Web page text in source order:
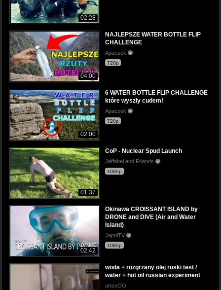
02:28
04:00
NAJLEPSZE WATER BOTTLE FLIP
CHALLENGE
Apaczek
720p
02:00
6 WATER BOTTLE FLIP CHALLENGE
które wyszły cudem!
Apaczek
720p
01:37
CoP - Nuclear Spud Launch
Jeffabel and Friends
1080p
02:42
Okinawa CROISSANT ISLAND by
DRONE and DIVE (Air and Water
Island)
JapolTV
1080p
woda + rozgrzany olej ruski test /
water + hot oil russian experiment
artexOO